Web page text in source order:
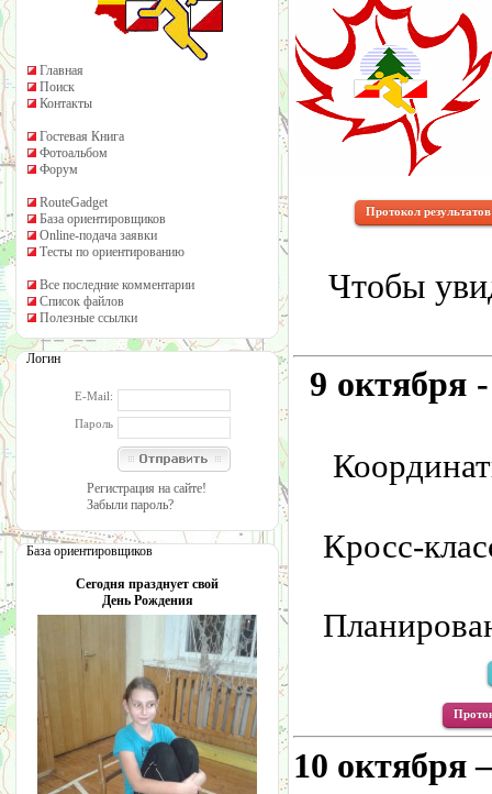
Главная
Поиск
Контакты
Гостевая Книга
Фотоальбом
Форум
RouteGadget
База ориентировщиков
Online-подача заявки
Тесты по ориентированию
Все последние комментарии
Список файлов
Полезные ссылки
Логин
E-Mail:
Пароль
Регистрация на сайте!
Забыли пароль?
База ориентировщиков
Сегодня празднует свой
День Рождения
Протокол
Чтобы
9 октября
Кросс-
10 октября